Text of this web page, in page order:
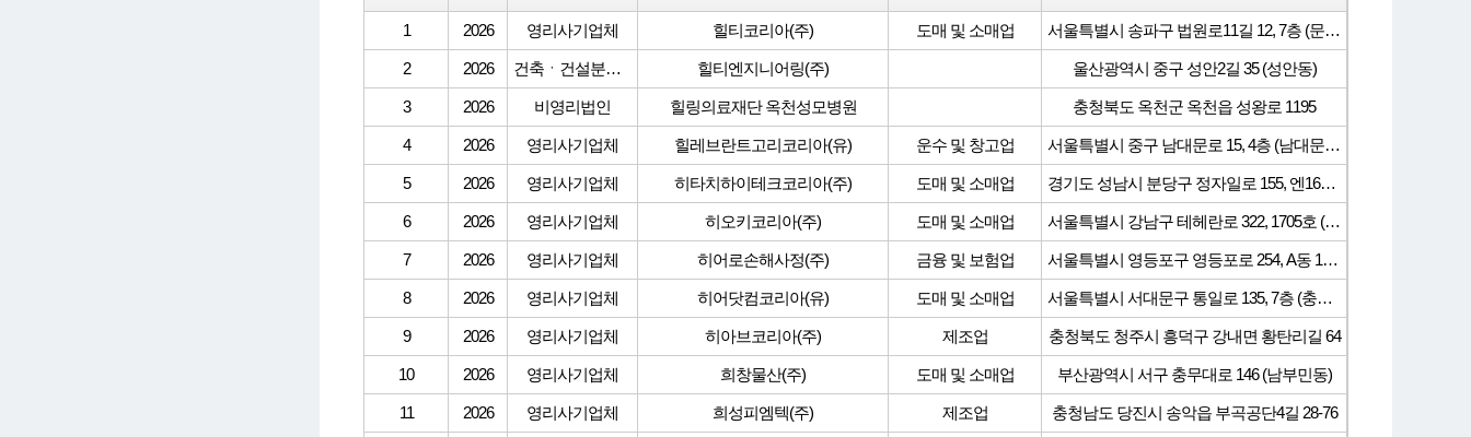
1 2026 영리사기업체 힐티코리아(주) 도매 및 소매업 서울특별시 송파구 법원로11길 12, 7층 (문정동, 한양타워)
2 2026 건축ㆍ건설분야 영리사기업체 힐티엔지니어링(주) 울산광역시 중구 성안2길 35 (성안동)
3 2026 비영리법인 힐링의료재단 옥천성모병원 충청북도 옥천군 옥천읍 성왕로 1195
4 2026 영리사기업체 힐레브란트고리코리아(유) 운수 및 창고업 서울특별시 중구 남대문로 15, 4층 (남대문로4가)
5 2026 영리사기업체 히타치하이테크코리아(주) 도매 및 소매업 경기도 성남시 분당구 정자일로 155, 엔16층 (정자동, 분당두산타워)
6 2026 영리사기업체 히오키코리아(주) 도매 및 소매업 서울특별시 강남구 테헤란로 322, 1705호 (역삼동, 동관)
7 2026 영리사기업체 히어로손해사정(주) 금융 및 보험업 서울특별시 영등포구 영등포로 254, A동 13층 (영등포동3가, 우성타워)
8 2026 영리사기업체 히어닷컴코리아(유) 도매 및 소매업 서울특별시 서대문구 통일로 135, 7층 (충정로2가, 충정빌딩)
9 2026 영리사기업체 히아브코리아(주) 제조업 충청북도 청주시 흥덕구 강내면 황탄리길 64
10 2026 영리사기업체 희창물산(주) 도매 및 소매업 부산광역시 서구 충무대로 146 (남부민동)
11 2026 영리사기업체 희성피엠텍(주) 제조업 충청남도 당진시 송악읍 부곡공단4길 28-76